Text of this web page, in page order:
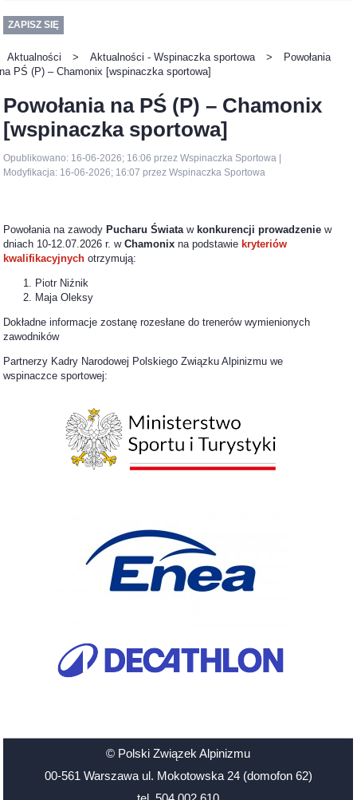
Aktualności > Aktualności - Wspinaczka sportowa >
Powołania
na PŚ (P) – Chamonix [wspinaczka sportowa]
Powołania na PŚ (P) – Chamonix
[wspinaczka sportowa]
Opublikowano: 16-06-2026; 16:06 przez Wspinaczka Sportowa |
Modyfikacja: 16-06-2026; 16:07 przez Wspinaczka Sportowa
Powołania na zawodyPucharu Świata w konkurencji prowadzenie w
dniach 10-12.07.2026 r. wChamonix na podstawie kryteriów
kwalifikacyjnych otrzymują:
Piotr Niźnik
Maja Oleksy
Dokładne informacje zostanę rozesłane do trenerów wymienionych
zawodników
Partnerzy Kadry Narodowej Polskiego Związku Alpinizmu we
wspinaczce sportowej:
© Polski Związek Alpinizmu
00-561 Warszawa ul. Mokotowska 24 (domofon 62)